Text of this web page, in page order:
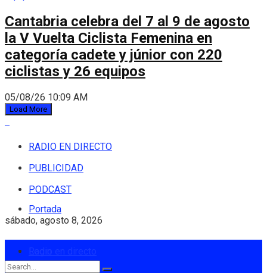
Cantabria celebra del 7 al 9 de agosto
la V Vuelta Ciclista Femenina en
categoría cadete y júnior con 220
ciclistas y 26 equipos
05/08/26 10:09 AM
Load More
RADIO EN DIRECTO
PUBLICIDAD
PODCAST
sábado, agosto 8, 2026
Portada